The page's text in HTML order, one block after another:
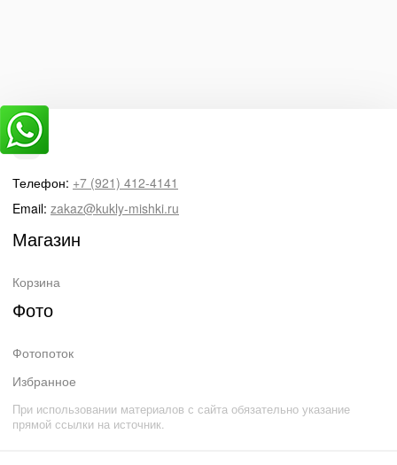
Телефон: +7 (921) 412-4141
Email: zakaz@kukly-mishki.ru
Магазин
Корзина
Фото
Фотопоток
Избранное
При использовании материалов с сайта обязательно указание
прямой ссылки на источник.